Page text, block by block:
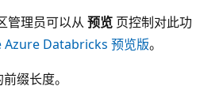
管理员可以从 预览 页控制对此功
Azure Databricks 预览版。
缀长度。